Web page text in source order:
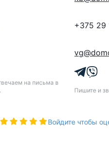
на письма в
+375 29
Пишите и
Войдите чтобы